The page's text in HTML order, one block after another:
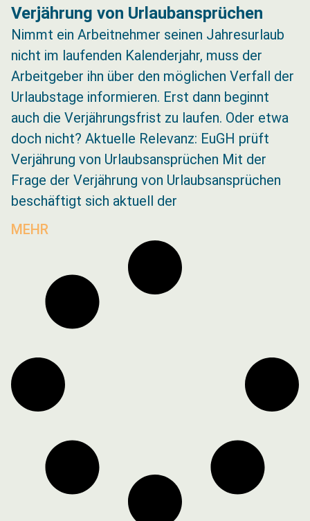
Verjährung von Urlaubansprüchen
Nimmt ein Arbeitnehmer seinen Jahresurlaub
nicht im laufenden Kalenderjahr, muss der
Arbeitgeber ihn über den möglichen Verfall der
Urlaubstage informieren. Erst dann beginnt
auch die Verjährungsfrist zu laufen. Oder etwa
doch nicht? Aktuelle Relevanz: EuGH prüft
Verjährung von Urlaubsansprüchen Mit der
Frage der Verjährung von Urlaubsansprüchen
beschäftigt sich aktuell der
MEHR